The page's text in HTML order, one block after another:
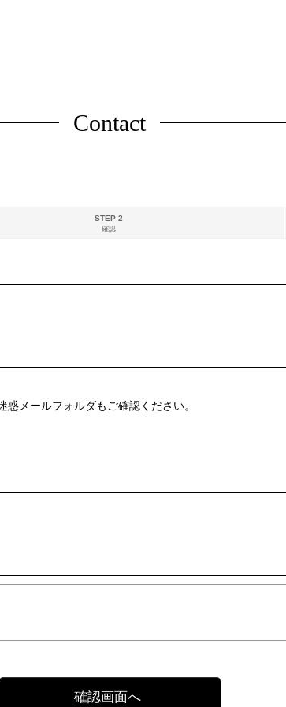
Contact
STEP 2
確認
メールフォルダもご確認ください。
確認画面へ